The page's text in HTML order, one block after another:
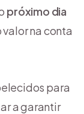
próximo dia
na conta
para
a garantir